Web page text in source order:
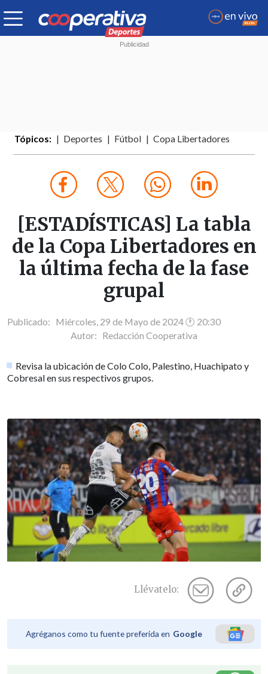
Tópicos: Deportes Fútbol Copa Libertadores
[ESTADÍSTICAS] La tabla
de la Copa Libertadores en
la última fecha de la fase
grupal
Publicado: Miércoles, 29 de Mayo de 2024 🕐 20:30
Autor: Redacción Cooperativa
Revisa la ubicación de Colo Colo, Palestino, Huachipato y
Cobresal en sus respectivos grupos.
Llévatelo:
Agréganos como tu fuente preferida en Google